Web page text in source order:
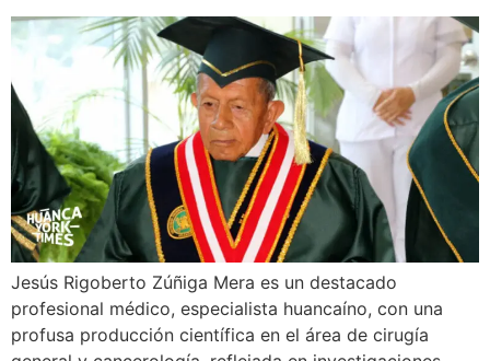
Jesús Rigoberto Zúñiga Mera es un destacado
profesional médico, especialista huancaíno, con una
profusa producción científica en el área de cirugía